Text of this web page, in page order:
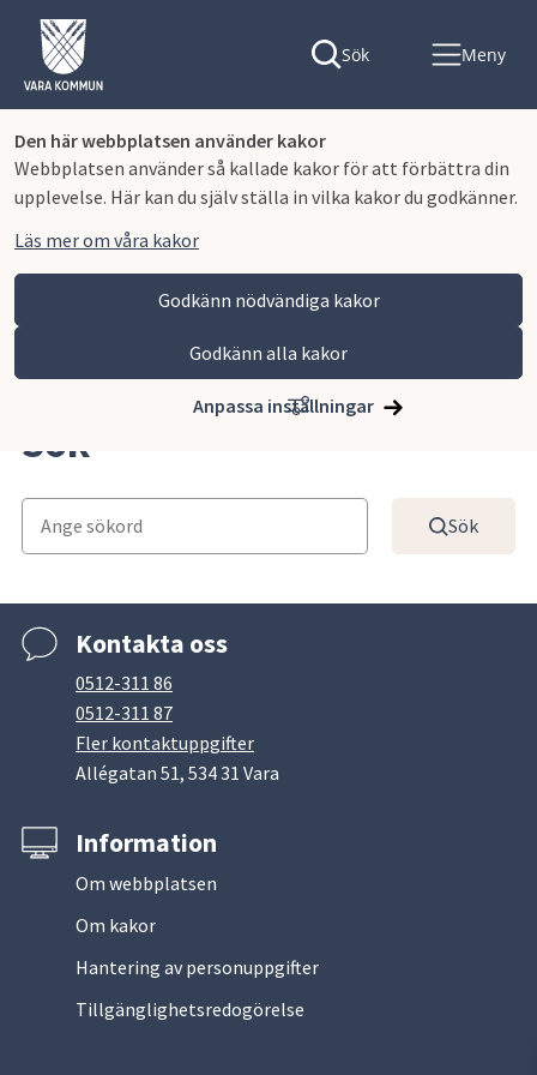
Den här webbplatsen använder kakor
Webbplatsen använder så kallade kakor för att förbättra din
upplevelse. Här kan du själv ställa in vilka kakor du godkänner.
Läs mer om våra kakor
Godkänn nödvändiga kakor
Godkänn alla kakor
Anpassa inställningar
Sök Meny
Lagmansgymnasiet Om webbplatsen Sök
Sök
Sök
Kontakta oss
0512-311 86
0512-311 87
Fler kontaktuppgifter
Allégatan 51, 534 31 Vara
Information
Om webbplatsen
Om kakor
Hantering av personuppgifter
Tillgänglighetsredogörelse